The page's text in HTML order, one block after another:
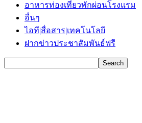
อาหารท่องเที่ยวพักผ่อนโรงแรม
อื่นๆ
ไอที|สื่อสาร|เทคโนโลยี
ฝากข่าวประชาสัมพันธ์ฟรี